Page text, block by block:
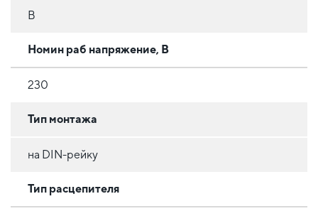
B
Номин раб напряжение, В
230
Тип монтажа
на DIN-рейку
Тип расцепителя